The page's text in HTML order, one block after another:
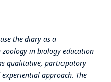
the diary as a
in biology education
qualitative, participatory
approach. The